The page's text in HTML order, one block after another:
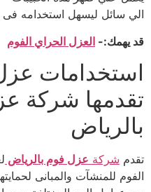
الي سائل ليسهل استخدامه فى
قد يهمك:- العزل الحراي الفوم
استخدامات
تقدمها شركة
بالرياض
تقدم شركة عزل فوم بالرياض
الفوم للمنشآت والمبانى